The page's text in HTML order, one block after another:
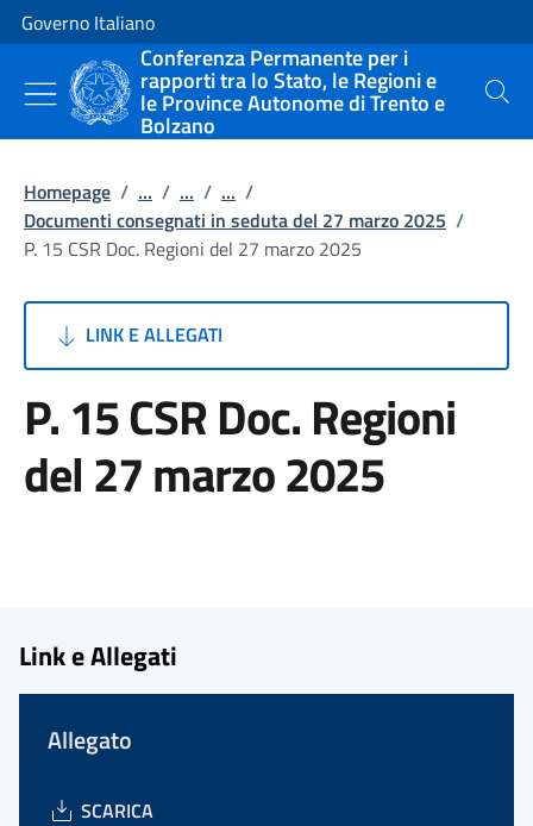
Vai al contenuto
Vai alla navigazione del sito
Governo Italiano
Conferenza Permanente per i
rapporti tra lo Stato, le Regioni e
le Province Autonome di Trento e
Bolzano
Cerca
Homepage / ... / ... / ... /
Documenti consegnati in seduta del 27 marzo 2025 /
P. 15 CSR Doc. Regioni del 27 marzo 2025
LINK E ALLEGATI
P. 15 CSR Doc. Regioni
del 27 marzo 2025
Link e Allegati
Allegato
SCARICA